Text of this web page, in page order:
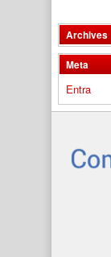
Archives
Meta
Entra